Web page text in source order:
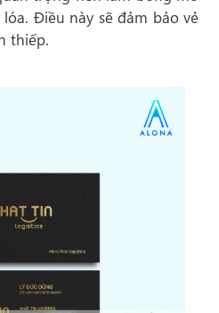
Điều này sẽ đảm bảo vẻ
thiếp.